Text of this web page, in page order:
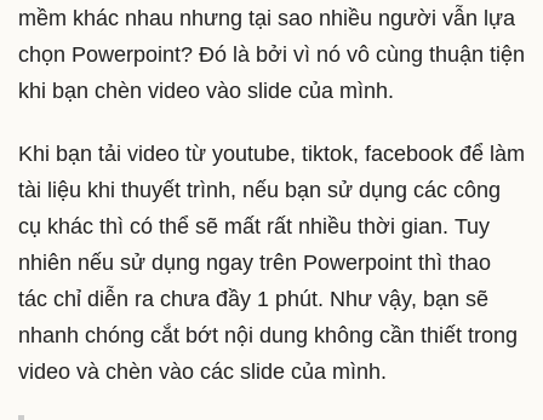
mềm khác nhau nhưng tại sao nhiều người vẫn lựa
chọn Powerpoint? Đó là bởi vì nó vô cùng thuận tiện
khi bạn chèn video vào slide của mình.
Khi bạn tải video từ youtube, tiktok, facebook để làm
tài liệu khi thuyết trình, nếu bạn sử dụng các công
cụ khác thì có thể sẽ mất rất nhiều thời gian. Tuy
nhiên nếu sử dụng ngay trên Powerpoint thì thao
tác chỉ diễn ra chưa đầy 1 phút. Như vậy, bạn sẽ
nhanh chóng cắt bớt nội dung không cần thiết trong
video và chèn vào các slide của mình.